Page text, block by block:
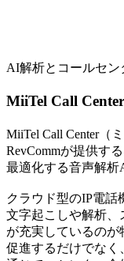
AI解析とコールセ
MiiTel Call
MiiTel Call Center（
RevCommが提供す
最適化する音声解析
クラウド型のIP電話
文字起こしや解析、
が充実しているの
促進するだけでなく